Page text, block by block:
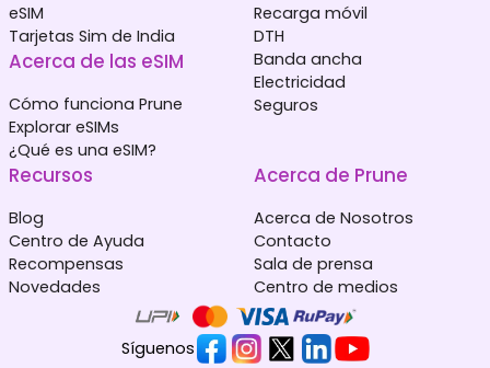
eSIM
Tarjetas Sim de India
Acerca de las eSIM
Cómo funciona Prune
Explorar eSIMs
¿Qué es una eSIM?
Recarga móvil
DTH
Banda ancha
Electricidad
Seguros
Recursos
Blog
Centro de Ayuda
Recompensas
Novedades
Acerca de Prune
Acerca de Nosotros
Contacto
Sala de prensa
Centro de medios
Síguenos